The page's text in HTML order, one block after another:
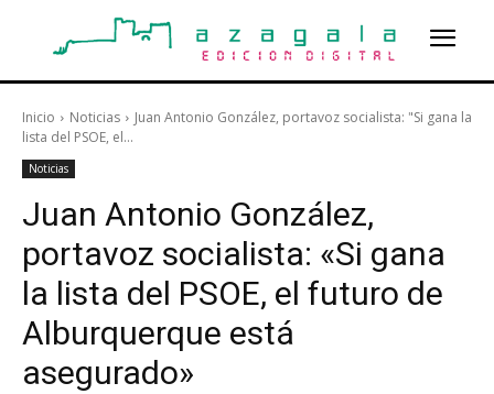
Inicio Noticias
Juan Antonio González, portavoz socialista: "Si gana la
lista del PSOE, el...
Noticias
Juan Antonio González,
portavoz socialista: «Si gana
la lista del PSOE, el futuro de
Alburquerque está
asegurado»